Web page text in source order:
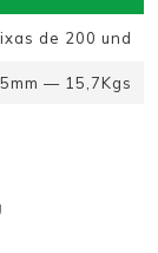
de 200 und
— 15,7Kgs